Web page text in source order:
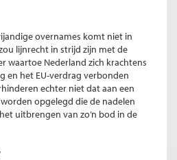
overnames komt niet in
lijnrecht in strijd zijn met de
waartoe Nederland zich krachtens
en het EU-verdrag verbonden
echter niet dat aan een
opgelegd die de nadelen
uitbrengen van zo’n bod in de